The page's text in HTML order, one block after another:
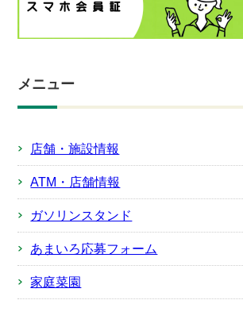
メニュー
店舗・施設情報
ATM・店舗情報
ガソリンスタンド
あまいろ応募フォーム
家庭菜園